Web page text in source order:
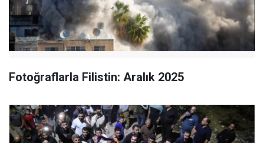
Fotoğraflarla Filistin: Aralık 2025